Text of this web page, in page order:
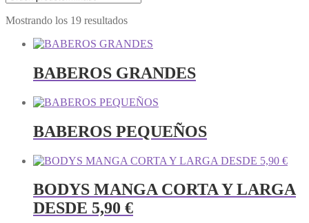
Mostrando los 19 resultados
BABEROS GRANDES
BABEROS PEQUEÑOS
BODYS MANGA CORTA Y LARGA
DESDE 5,90 €